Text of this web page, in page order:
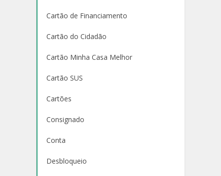
Cartão de Financiamento
Cartão do Cidadão
Cartão Minha Casa Melhor
Cartão SUS
Cartões
Consignado
Conta
Desbloqueio